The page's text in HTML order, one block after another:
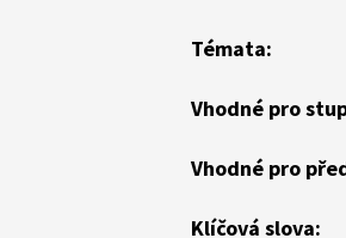
Témata:
Vhodné pro
Vhodné pro
Klíčová slova: